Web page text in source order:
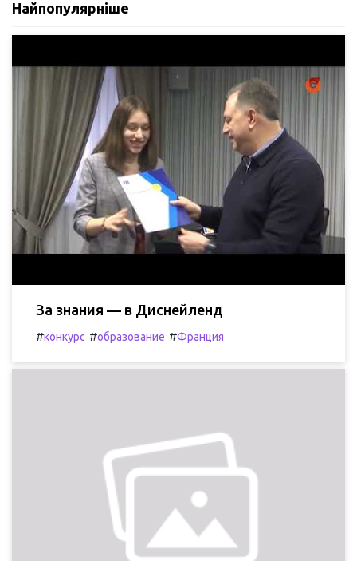
Найпопулярніше
За знания — в Диснейленд
#конкурс #образование #Франция